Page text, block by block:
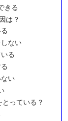
きる
は？
ない
る
い
っている？